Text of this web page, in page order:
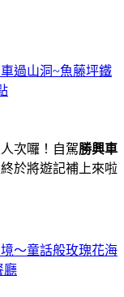
過山洞~魚藤坪鐵
次囉！自駕勝興車
於將遊記補上來啦
～童話般玫瑰花海
廳